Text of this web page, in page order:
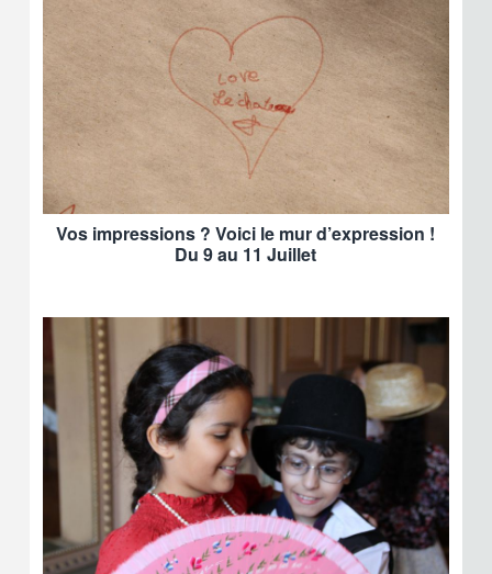
Vos impressions ? Voici le mur d’expression !
Du 9 au 11 Juillet